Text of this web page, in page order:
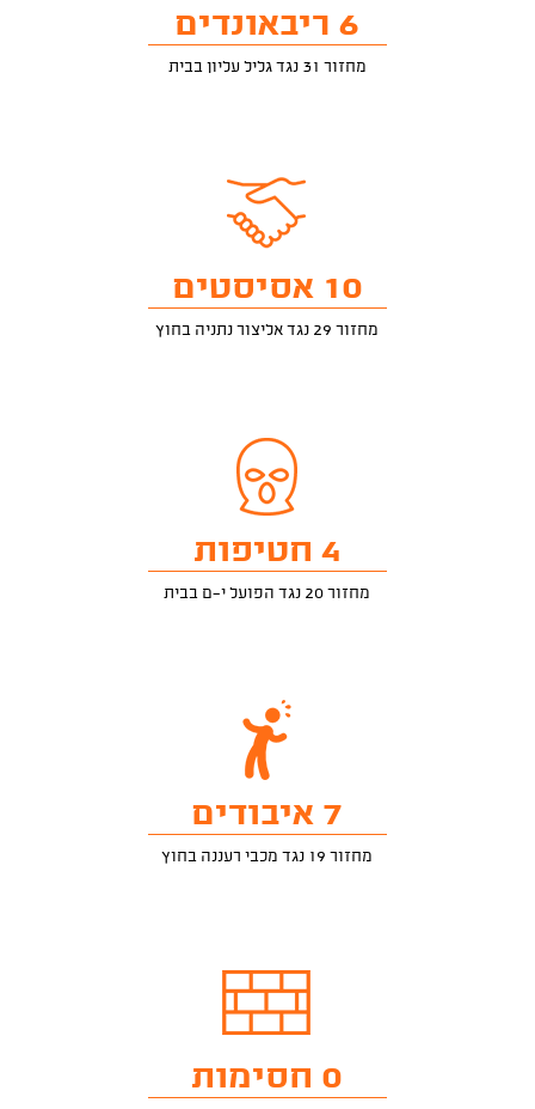
6 ריבאונדים
מחזור 31 נגד גליל עליון בבית
10 אסיסטים
מחזור 29 נגד אליצור נתניה בחוץ
4 חטיפות
מחזור 20 נגד הפועל י-ם בבית
7 איבודים
מחזור 19 נגד מכבי רעננה בחוץ
0 חסימות